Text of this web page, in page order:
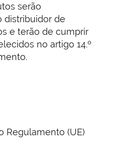
serão
distribuidor de
e terão de cumprir
no artigo 14.º
Regulamento (UE)